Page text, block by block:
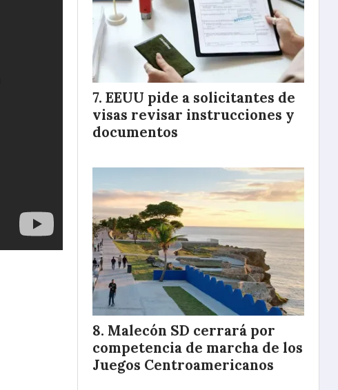
EEUU pide a solicitantes de
visas revisar instrucciones y
documentos
Malecón SD cerrará por
competencia de marcha de los
Juegos Centroamericanos